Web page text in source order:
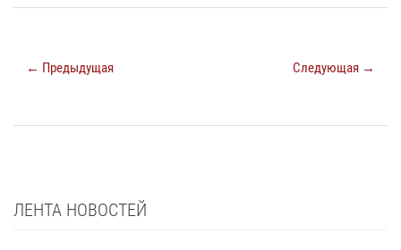
← Предыдущая Следующая →
ЛЕНТА НОВОСТЕЙ